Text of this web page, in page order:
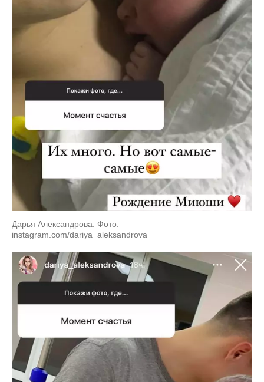
Дарья Александрова. Фото:
instagram.com/dariya_aleksandrova